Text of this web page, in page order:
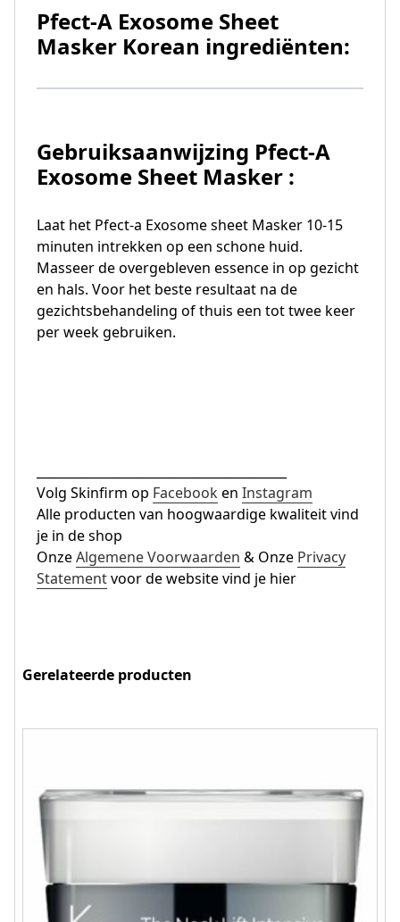
Pfect-A Exosome Sheet
Masker Korean ingrediënten:
Gebruiksaanwijzing Pfect-A
Exosome Sheet Masker :
Laat het Pfect-a Exosome sheet Masker 10-15
minuten intrekken op een schone huid.
Masseer de overgebleven essence in op gezicht
en hals. Voor het beste resultaat na de
gezichtsbehandeling of thuis een tot twee keer
per week gebruiken.
Volg Skinfirm op Facebooken Instagram
Alle producten van hoogwaardige kwaliteit vind
je in de shop
OnzeAlgemene Voorwaarden & Onze Privacy
Statementvoor de website vind je hier
Gerelateerde producten